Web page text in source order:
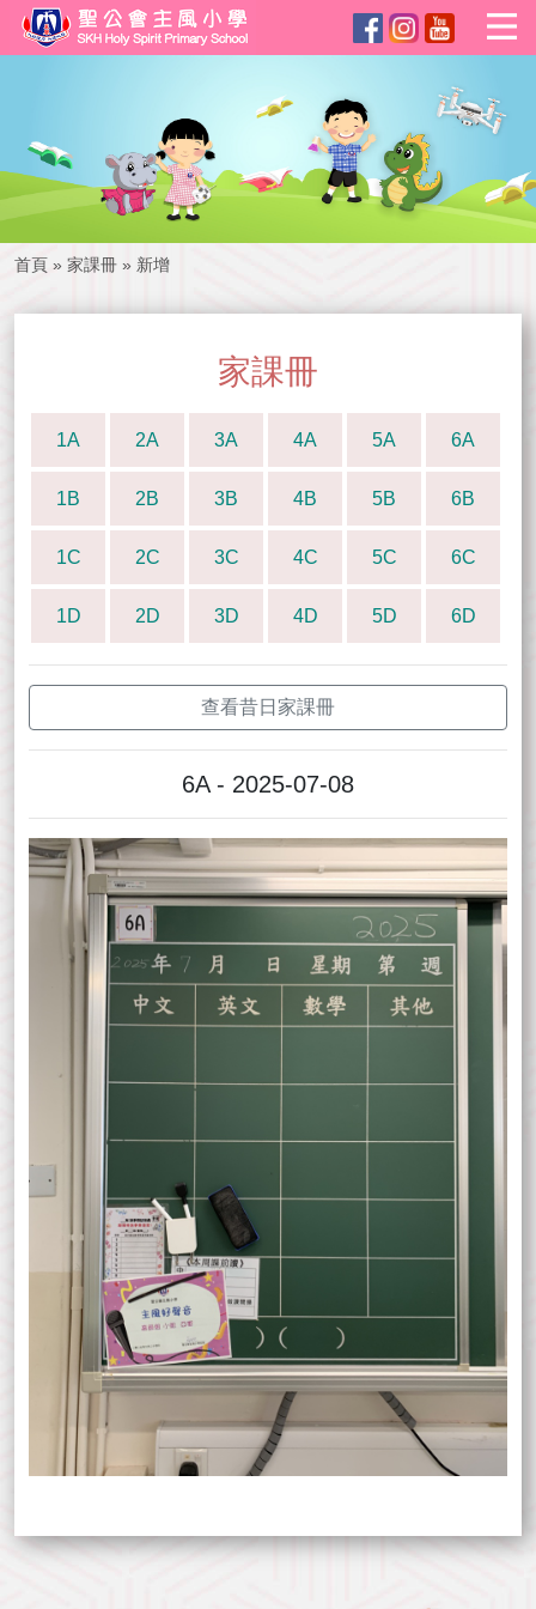
首頁 » 家課冊 » 新增
家課冊
1A 2A 3A 4A 5A 6A
1B 2B 3B 4B 5B 6B
1C 2C 3C 4C 5C 6C
1D 2D 3D 4D 5D 6D
查看昔日家課冊
6A - 2025-07-08